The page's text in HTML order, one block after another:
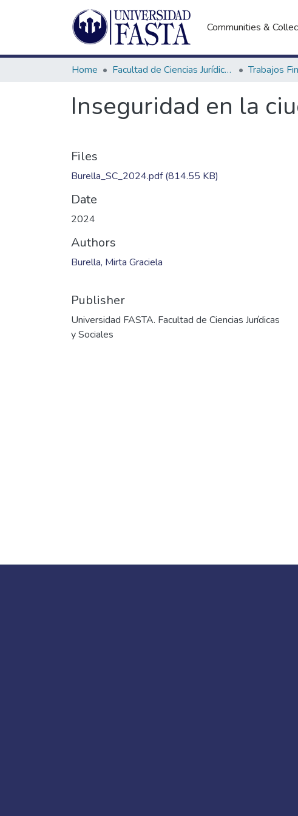
Communities &
Home Facultad de Ciencias Jurídicas y Sociales
Inseguridad en la
Files
Burella_SC_2024.pdf(814.55 KB)
Date
2024
Authors
Burella, Mirta Graciela
Publisher
Universidad FASTA. Facultad de Ciencias Jurídicas
y Sociales